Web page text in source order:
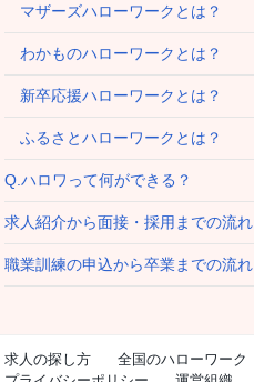
マザーズハローワークとは？
わかものハローワークとは？
新卒応援ハローワークとは？
ふるさとハローワークとは？
Q.ハロワって何ができる？
求人紹介から面接・採用までの流れ
職業訓練の申込から卒業までの流れ
求人の探し方 全国のハローワーク